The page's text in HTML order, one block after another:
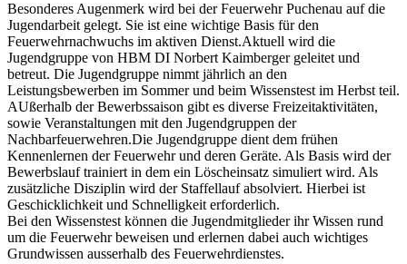
Besonderes Augenmerk wird bei der Feuerwehr Puchenau auf die
Jugendarbeit gelegt. Sie ist eine wichtige Basis für den
Feuerwehrnachwuchs im aktiven Dienst.Aktuell wird die
Jugendgruppe von HBM DI Norbert Kaimberger geleitet und
betreut. Die Jugendgruppe nimmt jährlich an den
Leistungsbewerben im Sommer und beim Wissenstest im Herbst teil.
AUßerhalb der Bewerbssaison gibt es diverse Freizeitaktivitäten,
sowie Veranstaltungen mit den Jugendgruppen der
Nachbarfeuerwehren.Die Jugendgruppe dient dem frühen
Kennenlernen der Feuerwehr und deren Geräte. Als Basis wird der
Bewerbslauf trainiert in dem ein Löscheinsatz simuliert wird. Als
zusätzliche Disziplin wird der Staffellauf absolviert. Hierbei ist
Geschicklichkeit und Schnelligkeit erforderlich.
Bei den Wissenstest können die Jugendmitglieder ihr Wissen rund
um die Feuerwehr beweisen und erlernen dabei auch wichtiges
Grundwissen ausserhalb des Feuerwehrdienstes.